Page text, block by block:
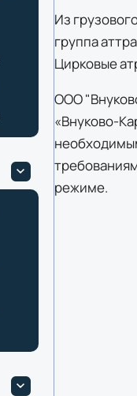
Из
группа
Цирковые
ООО
«Внуково-
режиме.